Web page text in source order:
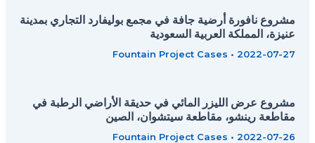
مشروع نافورة أرضية جافة في مجمع بوليفارد التجاري بمدينة
عنيزة، المملكة العربية السعودية
Fountain Project Cases •2022-07-27
مشروع عرض الليزر المائي في حديقة الأراضي الرطبة في
مقاطعة رينشو، مقاطعة سيتشوان، الصين
Fountain Project Cases •2022-07-26